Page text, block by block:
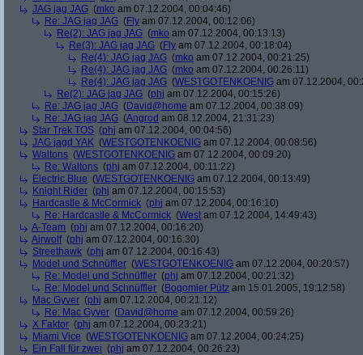
JAG jag JAG (mko am 07.12.2004, 00:04:46)
Re: JAG jag JAG (Fly am 07.12.2004, 00:12:06)
Re(2): JAG jag JAG (mko am 07.12.2004, 00:13:13)
Re(3): JAG jag JAG (Fly am 07.12.2004, 00:18:04)
Re(4): JAG jag JAG (mko am 07.12.2004, 00:21:25)
Re(4): JAG jag JAG (mko am 07.12.2004, 00:26:11)
Re(4): JAG jag JAG (WESTGOTENKOENIG am 07.12.2004,
Re(2): JAG jag JAG (phj am 07.12.2004, 00:15:26)
Re: JAG jag JAG (David@home am 07.12.2004, 00:38:09)
Re: JAG jag JAG (Angrod am 08.12.2004, 21:31:23)
Star Trek TOS (phj am 07.12.2004, 00:04:56)
JAG jagd YAK (WESTGOTENKOENIG am 07.12.2004, 00:08:56)
Waltons (WESTGOTENKOENIG am 07.12.2004, 00:09:20)
Re: Waltons (phj am 07.12.2004, 00:11:22)
Electric Blue (WESTGOTENKOENIG am 07.12.2004, 00:13:49)
Knight Rider (phj am 07.12.2004, 00:15:53)
Hardcastle & McCormick (phj am 07.12.2004, 00:16:10)
Re: Hardcastle & McCormick (West am 07.12.2004, 14:49:43)
A-Team (phj am 07.12.2004, 00:16:20)
Airwolf(phj am 07.12.2004, 00:16:30)
Streethawk (phj am 07.12.2004, 00:16:43)
Model und Schnüffler (WESTGOTENKOENIG am 07.12.2004, 00:20:57)
Re: Model und Schnüffler (phj am 07.12.2004, 00:21:32)
Re: Model und Schnüffler (Bogomier Pütz am 15.01.2005, 19:12:58)
Mac Gyver (phj am 07.12.2004, 00:21:12)
Re: Mac Gyver (David@home am 07.12.2004, 00:59:26)
X Faktor (phj am 07.12.2004, 00:23:21)
Miami Vice (WESTGOTENKOENIG am 07.12.2004, 00:24:25)
Ein Fall für zwei (phj am 07.12.2004, 00:26:23)